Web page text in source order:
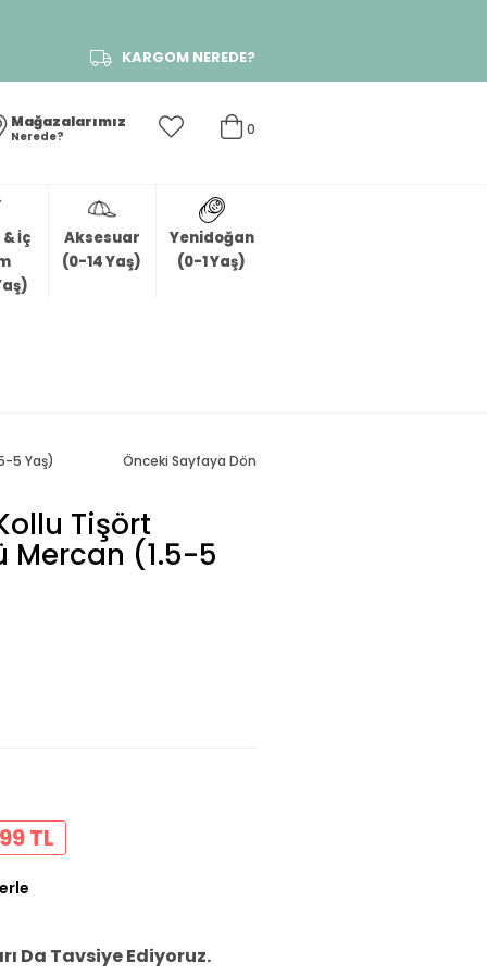
KARGOM NEREDE?
0
Mağazalarımız
Nerede?
İç
Aksesuar
(0-14 Yaş)
Yenidoğan
(0-1 Yaş)
5 Yaş) Önceki Sayfaya Dön
Tişört
Mercan (1.5-5
TL
Da Tavsiye Ediyoruz.